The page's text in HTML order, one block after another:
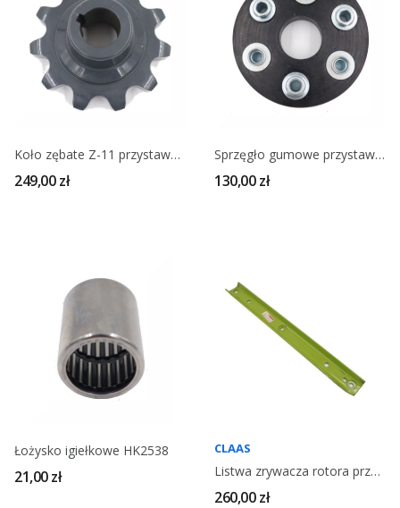
Koło zębate Z-11 przystawki kukurydzy CLAAS 994305
249,00 zł
Sprzęgło gumowe przystawki do kukurydzy CLAAS
130,00 zł
Łożysko igiełkowe HK2538
21,00 zł
CLAAS
Listwa zrywacza rotora przystawki CLAAS 692016
260,00 zł